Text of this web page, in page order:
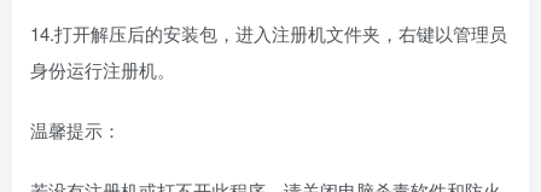
14.打开解压后的安装包，进入注册机文件夹，右键以管理员
身份运行注册机。
温馨提示：